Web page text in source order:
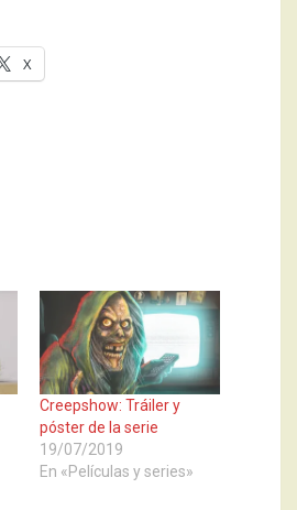
X
Creepshow: Tráiler y
póster de la serie
19/07/2019
En «Películas y series»